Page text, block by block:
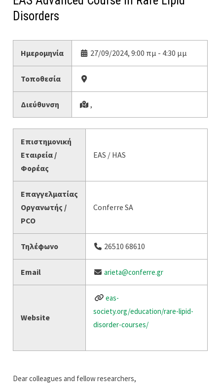
Disorders
Ημερομηνία 27/09/2024, 9:00 πμ - 4:30 μμ
Τοποθεσία
Διεύθυνση ,
Επιστημονική
Εταιρεία /
Φορέας
EAS / HAS
Επαγγελματίας
Οργανωτής /
PCO
Conferre SA
Τηλέφωνο 26510 68610
Email arieta@conferre.gr
Website
eas-
society.org/education/rare-lipid-
disorder-courses/
Dear colleagues and fellow researchers,